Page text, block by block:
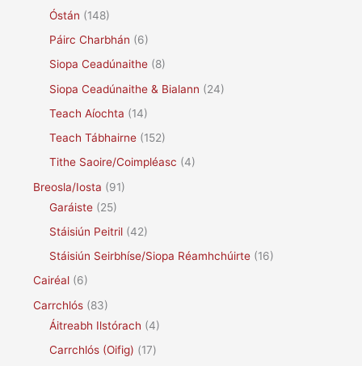
Óstán (148)
Páirc Charbhán (6)
Siopa Ceadúnaithe (8)
Siopa Ceadúnaithe & Bialann (24)
Teach Aíochta (14)
Teach Tábhairne (152)
Tithe Saoire/Coimpléasc (4)
Breosla/Iosta (91)
Garáiste (25)
Stáisiún Peitril (42)
Stáisiún Seirbhíse/Siopa Réamhchúirte (16)
Cairéal (6)
Carrchlós (83)
Áitreabh Ilstórach (4)
Carrchlós (Oifig) (17)